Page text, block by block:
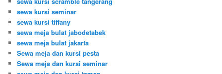
sewa kursi seminar
sewa kursi tiffany
sewa meja bulat jabodetabek
sewa meja bulat jakarta
Sewa meja dan kursi pesta
Sewa meja dan kursi seminar